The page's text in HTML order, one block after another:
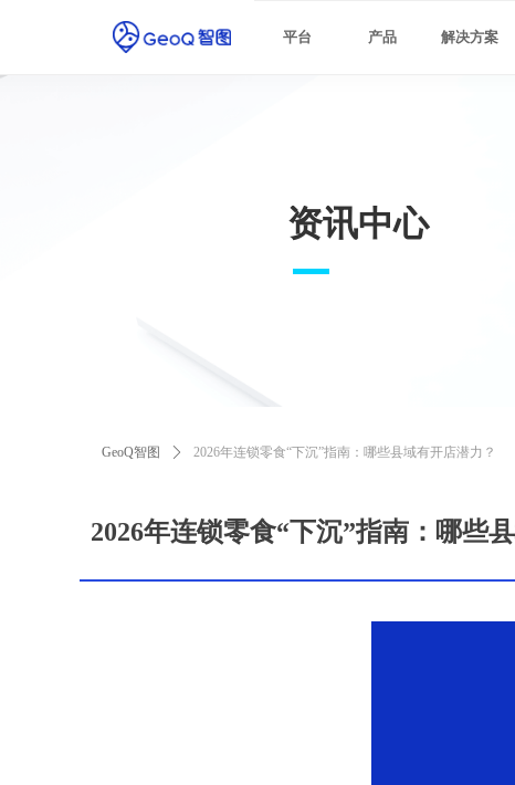
产品 解决方案
平台
2026年连锁零食“下沉”指南：哪些
资讯中心
GeoQ智图 ꄲ 2026年连锁零食“下沉”指南：哪些县域有开店潜力？